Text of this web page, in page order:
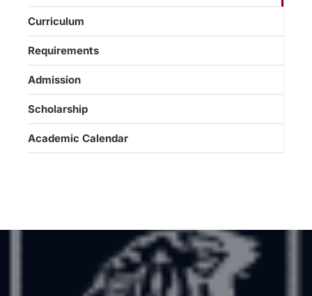
Curriculum
Requirements
Admission
Scholarship
Academic Calendar